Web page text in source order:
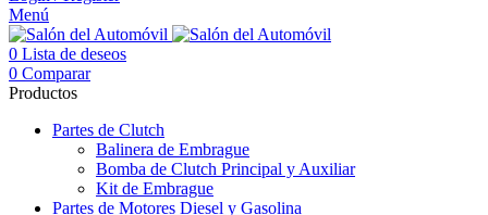
Menú
0 Lista de deseos
0 Comparar
Productos
Partes de Clutch
Balinera de Embrague
Bomba de Clutch Principal y Auxiliar
Kit de Embrague
Partes de Motores Diesel y Gasolina